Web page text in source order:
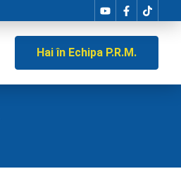
Hai în Echipa P.R.M.